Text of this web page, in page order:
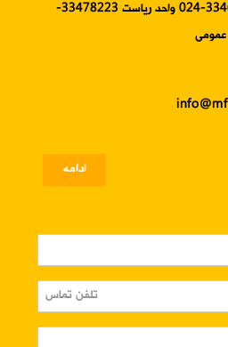
مشتریان 33466877-024 واحد ریاست 33478223-
ادامه